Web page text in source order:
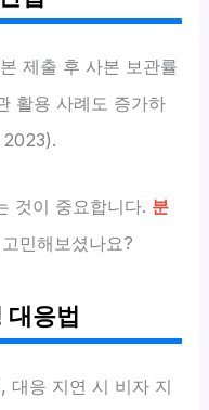
제출 후 사본 보관률
활용 사례도 증가하
2023).
것이 중요합니다. 분
민해보셨나요?
대응법
대응 지연 시 비자 지